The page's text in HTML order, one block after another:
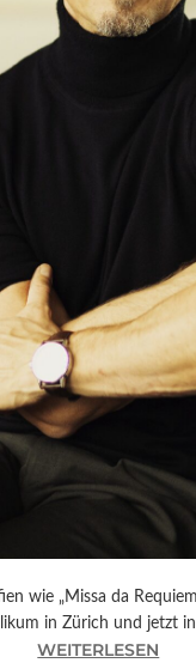
wie „Missa da
in Zürich und jetzt
WEITERLESEN